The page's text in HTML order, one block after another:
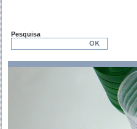
Pesquisa